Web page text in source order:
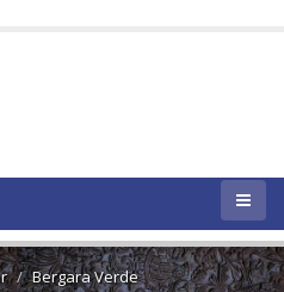
Bergara Verde